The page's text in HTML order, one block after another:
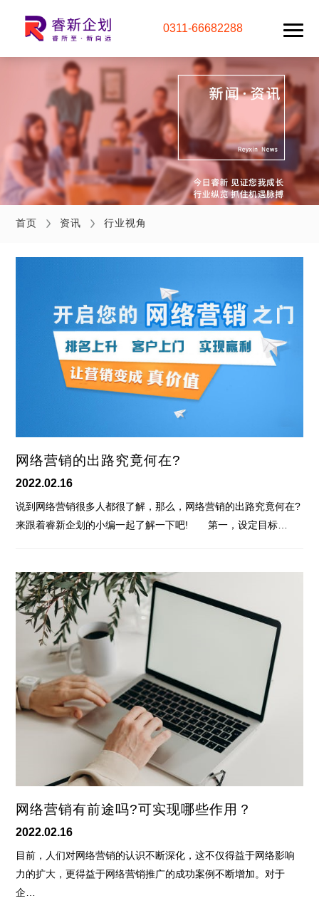
0311-66682288
首页 资讯 行业视角
网络营销的出路究竟何在?
2022.02.16
说到网络营销很多人都很了解，那么，网络营销的出路究竟何在?
来跟着睿新企划的小编一起了解一下吧! 第一，设定目标…
网络营销有前途吗?可实现哪些作用？
2022.02.16
目前，人们对网络营销的认识不断深化，这不仅得益于网络影响
力的扩大，更得益于网络营销推广的成功案例不断增加。对于
企…